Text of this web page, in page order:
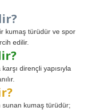
kumaş türüdür ve spor
edilir.
dirençli yapısıyla
kumaş türüdür;